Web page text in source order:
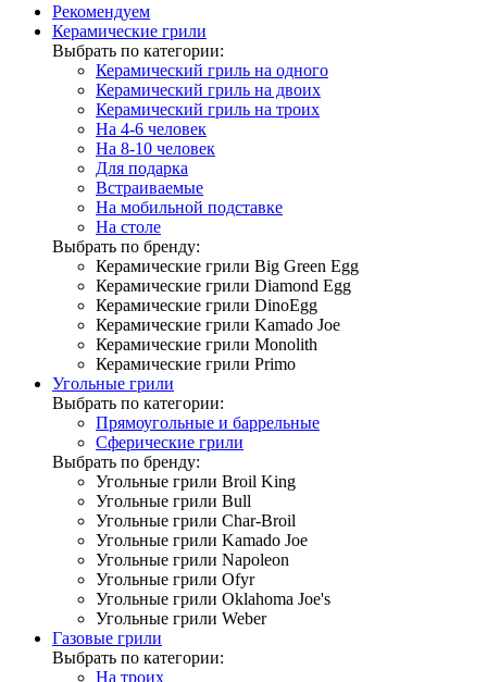
Рекомендуем
Керамические грили
Выбрать по категории:
Керамический гриль на одного
Керамический гриль на двоих
Керамический гриль на троих
На 4-6 человек
На 8-10 человек
Для подарка
Встраиваемые
На мобильной подставке
На столе
Выбрать по бренду:
Керамические грили Big Green Egg
Керамические грили Diamond Egg
Керамические грили DinoEgg
Керамические грили Kamado Joe
Керамические грили Monolith
Керамические грили Primo
Угольные грили
Выбрать по категории:
Прямоугольные и баррельные
Сферические грили
Выбрать по бренду:
Угольные грили Broil King
Угольные грили Bull
Угольные грили Char-Broil
Угольные грили Kamado Joe
Угольные грили Napoleon
Угольные грили Ofyr
Угольные грили Oklahoma Joe's
Угольные грили Weber
Газовые грили
Выбрать по категории:
На троих